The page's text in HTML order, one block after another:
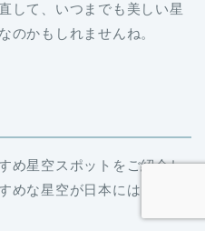
して、いつまでも美しい星
のかもしれませんね。
め星空スポットをご紹介し
めな星空が日本にはたくさ